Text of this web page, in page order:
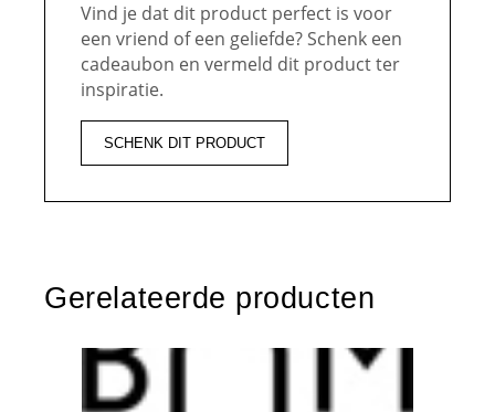
Vind je dat dit product perfect is voor
een vriend of een geliefde? Schenk een
cadeaubon en vermeld dit product ter
inspiratie.
SCHENK DIT PRODUCT
Gerelateerde producten